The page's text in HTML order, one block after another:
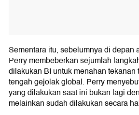
Sementara itu, sebelumnya di depan
Perry membeberkan sejumlah
dilakukan BI untuk menahan tekanan
tengah gejolak global. Perry
yang dilakukan saat ini bukan lagi
melainkan sudah dilakukan secara